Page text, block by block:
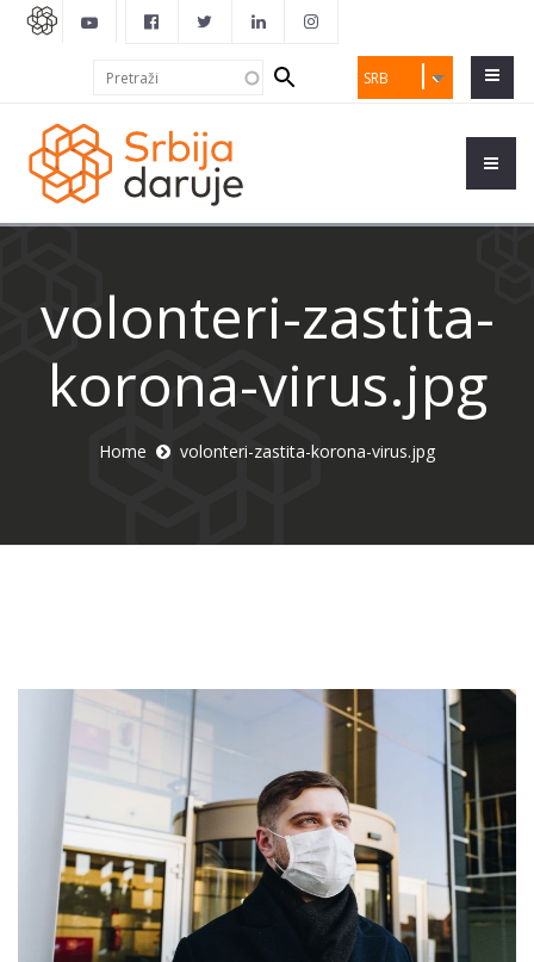
SRB
Search
form
volonteri-zastita-
korona-virus.jpg
Home volonteri-zastita-korona-virus.jpg